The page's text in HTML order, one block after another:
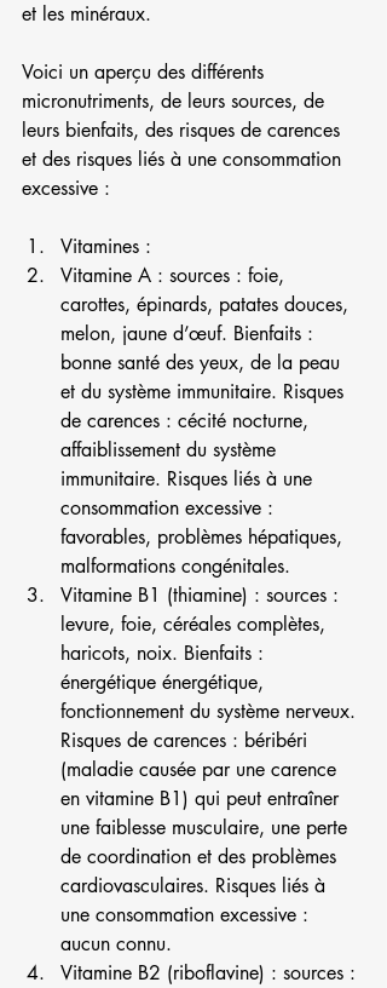
et les minéraux.
Voici un aperçu des différents
micronutriments, de leurs sources, de
leurs bienfaits, des risques de carences
et des risques liés à une consommation
excessive :
Vitamines :
Vitamine A : sources : foie,
carottes, épinards, patates douces,
melon, jaune d’œuf. Bienfaits :
bonne santé des yeux, de la peau
et du système immunitaire. Risques
de carences : cécité nocturne,
affaiblissement du système
immunitaire. Risques liés à une
consommation excessive :
favorables, problèmes hépatiques,
malformations congénitales.
Vitamine B1 (thiamine) : sources :
levure, foie, céréales complètes,
haricots, noix. Bienfaits :
énergétique énergétique,
fonctionnement du système nerveux.
Risques de carences : béribéri
(maladie causée par une carence
en vitamine B1) qui peut entraîner
une faiblesse musculaire, une perte
de coordination et des problèmes
cardiovasculaires. Risques liés à
une consommation excessive :
aucun connu.
Vitamine B2 (riboflavine) : sources :